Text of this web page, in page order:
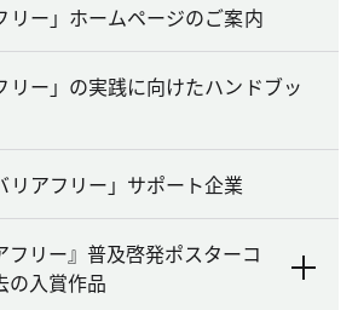
リー」ホームページのご案内
リー」の実践に向けたハンドブッ
リアフリー」サポート企業
フリー』普及啓発ポスターコ
の入賞作品